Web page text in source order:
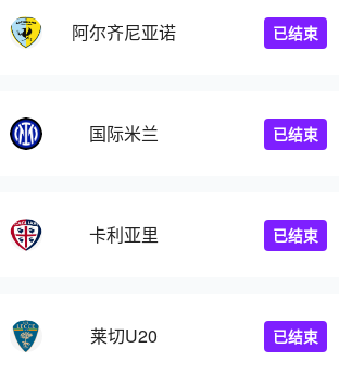
阿尔齐尼亚诺 已结束
国际米兰 已结束
卡利亚里 已结束
莱切U20 已结束